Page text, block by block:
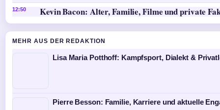
12:50 Kevin Bacon: Alter, Familie, Filme und private
MEHR AUS DER REDAKTION
Lisa Maria Potthoff: Kampfsport, Dialekt &
Pierre Besson: Familie, Karriere und aktuelle